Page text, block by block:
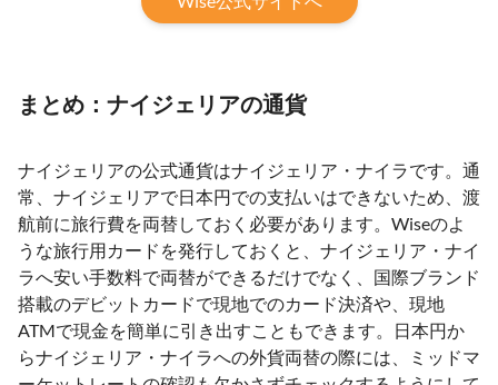
まとめ：ナイジェリアの通貨
ナイジェリアの公式通貨はナイジェリア・ナイラです。通
常、ナイジェリアで日本円での支払いはできないため、渡
航前に旅行費を両替しておく必要があります。Wiseのよ
うな旅行用カードを発行しておくと、ナイジェリア・ナイ
ラへ安い手数料で両替ができるだけでなく、国際ブランド
搭載のデビットカードで現地でのカード決済や、現地
ATMで現金を簡単に引き出すこともできます。日本円か
らナイジェリア・ナイラへの外貨両替の際には、ミッドマ